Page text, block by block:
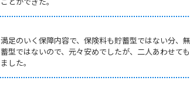
満足のいく保障内容で、保険料も貯蓄型ではない分、
蓄型ではないので、元々安めでしたが、二人あわせて
ました。